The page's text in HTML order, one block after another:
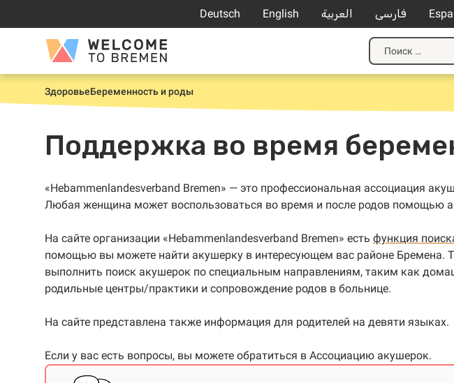
содержанию
Deutsch English العربية فارسی
Welcome
to
Bremen
Искать:
Главная
ЗдоровьеБеременность и роды
Поддержка во время
«Hebammenlandesverband Bremen» — это профессиональная ассоциация
Любая женщина может воспользоваться во время и после родов помощью
На сайте организации «Hebammenlandesverband Bremen» есть функция
помощью вы можете найти акушерку в интересующем вас районе Бремена.
выполнить поиск акушерок по специальным направлениям, таким как
родильные центры/практики и сопровождение родов в больнице.
На сайте представлена также информация для родителей на девяти языках.
Если у вас есть вопросы, вы можете обратиться в Ассоциацию акушерок.